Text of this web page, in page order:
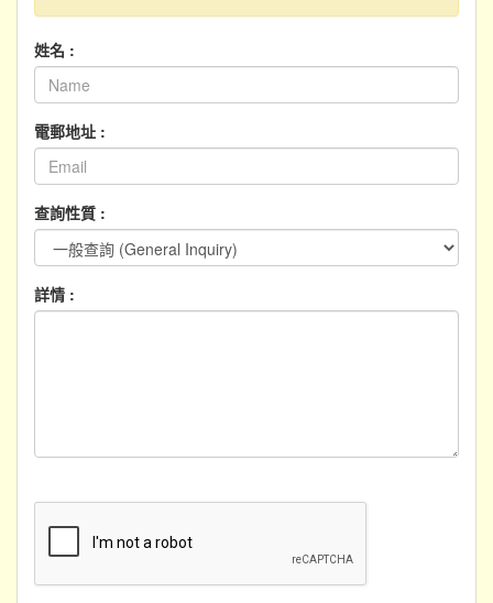
姓名 :
電郵地址 :
查詢性質 :
詳情 :